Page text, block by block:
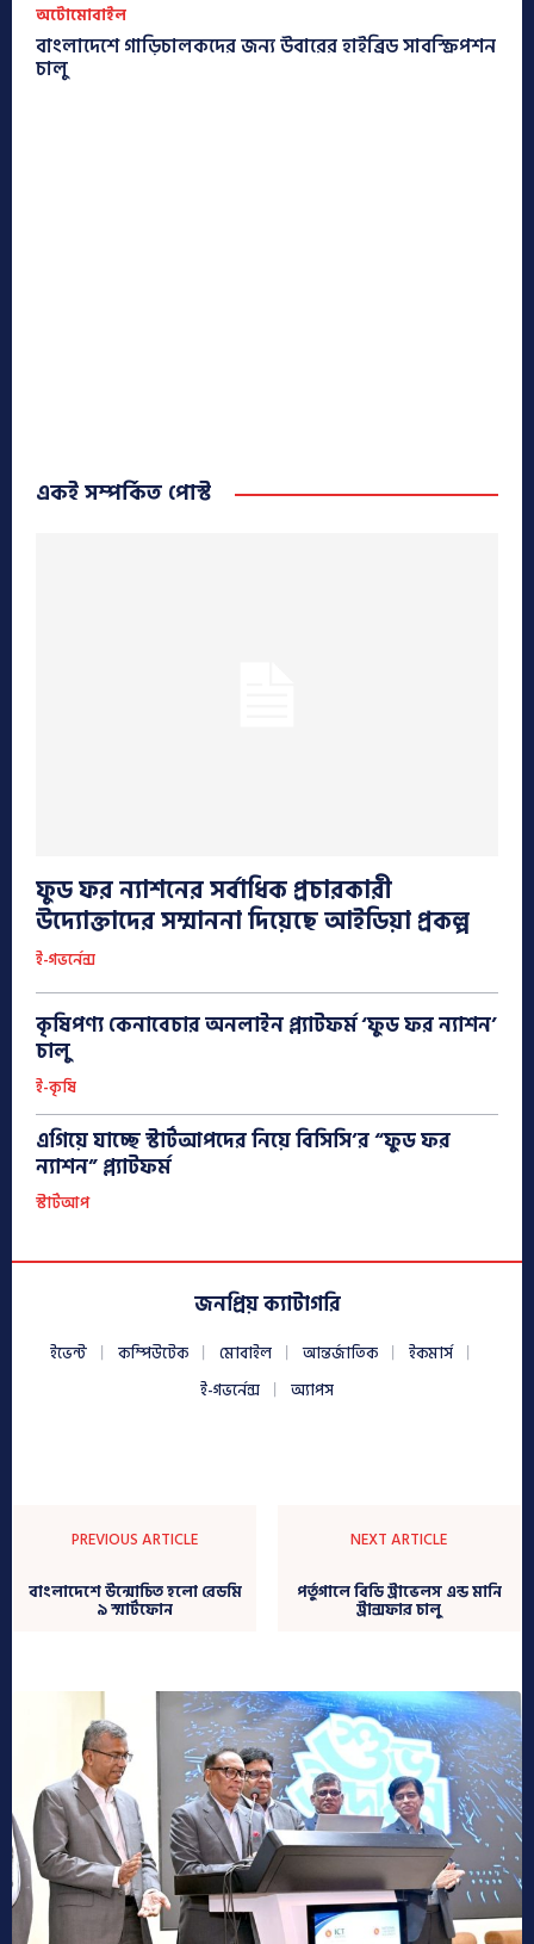
অটোমোবাইল
বাংলাদেশে গাড়িচালকদের জন্য উবারের হাইব্রিড সাবস্ক্রিপশন
চালু
একই সম্পর্কিত পোস্ট
ফুড ফর ন্যাশনের সর্বাধিক প্রচারকারী
উদ্যোক্তাদের সম্মাননা দিয়েছে আইডিয়া প্রকল্প
ই-গভর্নেন্স
কৃষিপণ্য কেনাবেচার অনলাইন প্ল্যাটফর্ম ‘ফুড ফর ন্যাশন’
চালু
ই-কৃষি
এগিয়ে যাচ্ছে স্টার্টআপদের নিয়ে বিসিসি’র “ফুড ফর
ন্যাশন” প্ল্যাটফর্ম
স্টার্টআপ
জনপ্রিয় ক্যাটাগরি
ইভেন্ট কম্পিউটেক মোবাইল আন্তর্জাতিক
ইকমার্স
ই-গভর্নেন্স
অ্যাপস
PREVIOUS ARTICLE
বাংলাদেশে উন্মোচিত হলো রেডমি
৯ স্মার্টফোন
NEXT ARTICLE
পর্তুগালে বিডি ট্রাভেলস এন্ড মানি
ট্রান্সফার চালু